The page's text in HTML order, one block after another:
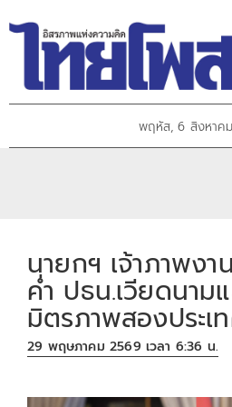
พฤหัส, 6 สิงหาค
นายกฯ เจ้าภาพงา
ค่ำ ปธน.เวียดนาม
มิตรภาพสองประเ
29 พฤษภาคม 2569 เวลา 6:36 น.